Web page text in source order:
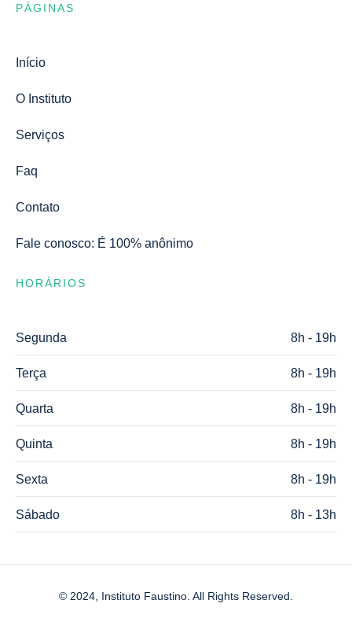
PÁGINAS
Início
O Instituto
Serviços
Faq
Contato
Fale conosco: É 100% anônimo
HORÁRIOS
Segunda 8h - 19h
Terça 8h - 19h
Quarta 8h - 19h
Quinta 8h - 19h
Sexta 8h - 19h
Sábado 8h - 13h
© 2024, Instituto Faustino. All Rights Reserved.